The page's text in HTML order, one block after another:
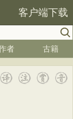
客户端下载
者 古籍